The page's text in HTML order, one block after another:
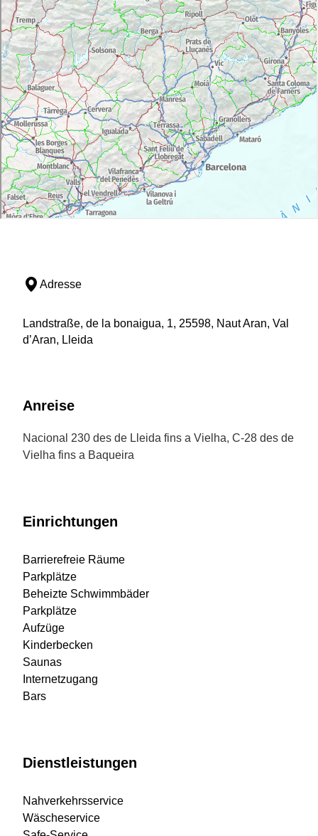
Adresse
Landstraße, de la bonaigua, 1, 25598, Naut Aran, Val
d’Aran, Lleida
Anreise
Nacional 230 des de Lleida fins a Vielha, C-28 des de
Vielha fins a Baqueira
Einrichtungen
Barrierefreie Räume
Parkplätze
Beheizte Schwimmbäder
Parkplätze
Aufzüge
Kinderbecken
Saunas
Internetzugang
Bars
Dienstleistungen
Nahverkehrsservice
Wäscheservice